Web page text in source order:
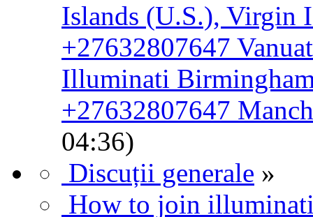
Islands (U.S.), Virgin
+27632807647
Illuminati
+27632807647
04:36)
Discuții generale »
How to join